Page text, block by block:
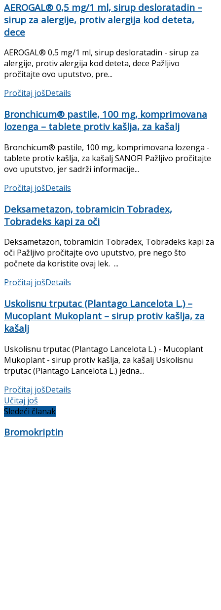
AEROGAL® 0,5 mg/1 ml, sirup desloratadin –
sirup za alergije, protiv alergija kod deteta,
dece
AEROGAL® 0,5 mg/1 ml, sirup desloratadin - sirup za
alergije, protiv alergija kod deteta, dece Pažljivo
pročitajte ovo uputstvo, pre...
Pročitaj jošDetails
Bronchicum® pastile, 100 mg, komprimovana
lozenga – tablete protiv kašlja, za kašalj
Bronchicum® pastile, 100 mg, komprimovana lozenga -
tablete protiv kašlja, za kašalj SANOFI Pažljivo pročitajte
ovo uputstvo, jer sadrži informacije...
Pročitaj jošDetails
Deksametazon, tobramicin Tobradex,
Tobradeks kapi za oči
Deksametazon, tobramicin Tobradex, Tobradeks kapi za
oči Pažljivo pročitajte ovo uputstvo, pre nego što
počnete da koristite ovaj lek. ...
Pročitaj jošDetails
Uskolisnu trputac (Plantago Lancelota L.) –
Mucoplant Mukoplant – sirup protiv kašlja, za
kašalj
Uskolisnu trputac (Plantago Lancelota L.) - Mucoplant
Mukoplant - sirup protiv kašlja, za kašalj Uskolisnu
trputac (Plantago Lancelota L.) jedna...
Pročitaj jošDetails
Učitaj još
Sledeći članak
Bromokriptin